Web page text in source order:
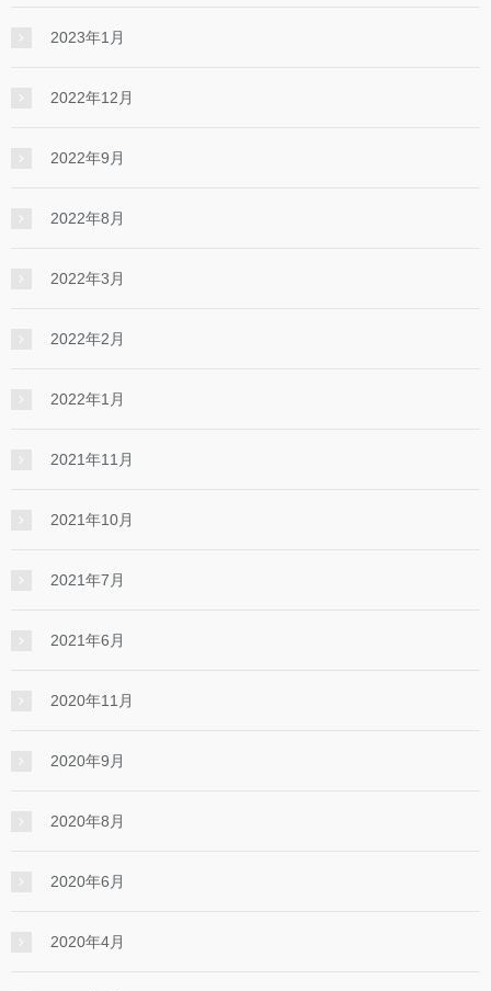
2023年1月
2022年12月
2022年9月
2022年8月
2022年3月
2022年2月
2022年1月
2021年11月
2021年10月
2021年7月
2021年6月
2020年11月
2020年9月
2020年8月
2020年6月
2020年4月